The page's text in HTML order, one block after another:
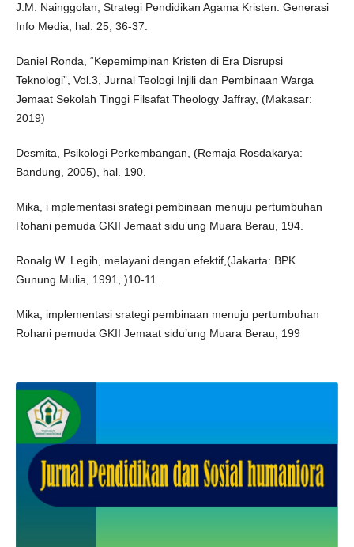
J.M. Nainggolan, Strategi Pendidikan Agama Kristen: Generasi
Info Media, hal. 25, 36-37.
Daniel Ronda, “Kepemimpinan Kristen di Era Disrupsi
Teknologi”, Vol.3, Jurnal Teologi Injili dan Pembinaan Warga
Jemaat Sekolah Tinggi Filsafat Theology Jaffray, (Makasar:
2019)
Desmita, Psikologi Perkembangan, (Remaja Rosdakarya:
Bandung, 2005), hal. 190.
Mika, i mplementasi srategi pembinaan menuju pertumbuhan
Rohani pemuda GKII Jemaat sidu’ung Muara Berau, 194.
Ronalg W. Legih, melayani dengan efektif,(Jakarta: BPK
Gunung Mulia, 1991, )10-11.
Mika, implementasi srategi pembinaan menuju pertumbuhan
Rohani pemuda GKII Jemaat sidu’ung Muara Berau, 199